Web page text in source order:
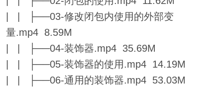
| | ├──03-修改闭包内使用的外部变
量.mp4 8.59M
| | ├──04-装饰器.mp4 35.69M
| | ├──05-装饰器的使用.mp4 14.19M
| | ├──06-通用的装饰器.mp4 53.03M